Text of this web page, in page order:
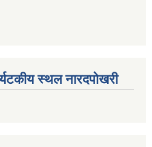
स्थल नारदपोखरी